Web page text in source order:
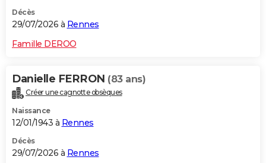
Décès
29/07/2026 à Rennes
Famille DEROO
Danielle FERRON (83 ans)
Créer une cagnotte obsèques
Naissance
12/01/1943 à Rennes
Décès
29/07/2026 à Rennes